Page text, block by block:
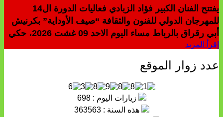
يفتتح الفنان الكبير فؤاد الزبادي فعاليات الدورة ال14
للمهرجان الدولي للفنون والثقافة “صيف الأوداية” بكرنيش
أبي رقراق بالرباط مساء اليوم الاحد 09 غشت 2026، حكي
إقرأ المزيد
عدد زوار الموقع
زيارات اليوم : 698
هذه السنة : 363563